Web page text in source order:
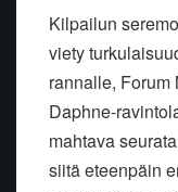
Kilpailun
viety
rannalle,
Daphne-
mahtava
siitä eteenpäin